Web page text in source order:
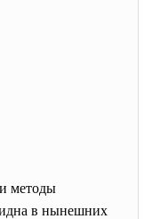
методы
в нынешних